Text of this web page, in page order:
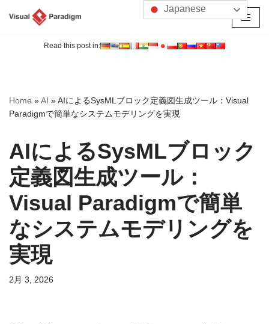
へ
ス
ッ
プ
Read this post in:
Home »AI »AIによるSysMLブロック定義図生成ツール：Visual
Paradigmで簡単なシステムモデリングを実現
AIによるSysMLブロック
定義図生成ツール：
Visual Paradigmで簡単
なシステムモデリングを
実現
2月 3, 2026
Japanese